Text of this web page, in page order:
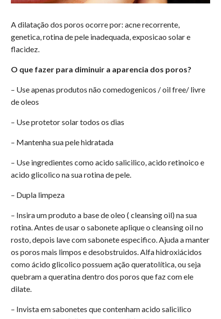
A dilatação dos poros ocorre por: acne recorrente,
genetica, rotina de pele inadequada, exposicao solar e
flacidez.
O que fazer para diminuir a aparencia dos poros?
– Use apenas produtos não comedogenicos / oil free/ livre
de oleos
– Use protetor solar todos os dias
– Mantenha sua pele hidratada
– Use ingredientes como acido salicilico, acido retinoico e
acido glicolico na sua rotina de pele.
– Dupla limpeza
– Insira um produto a base de oleo ( cleansing oil) na sua
rotina. Antes de usar o sabonete aplique o cleansing oil no
rosto, depois lave com sabonete especifico. Ajuda a manter
os poros mais limpos e desobstruidos. Alfa hidroxiácidos
como ácido glicolico possuem ação queratolítica, ou seja
quebram a queratina dentro dos poros que faz com ele
dilate.
– Invista em sabonetes que contenham acido salicilico